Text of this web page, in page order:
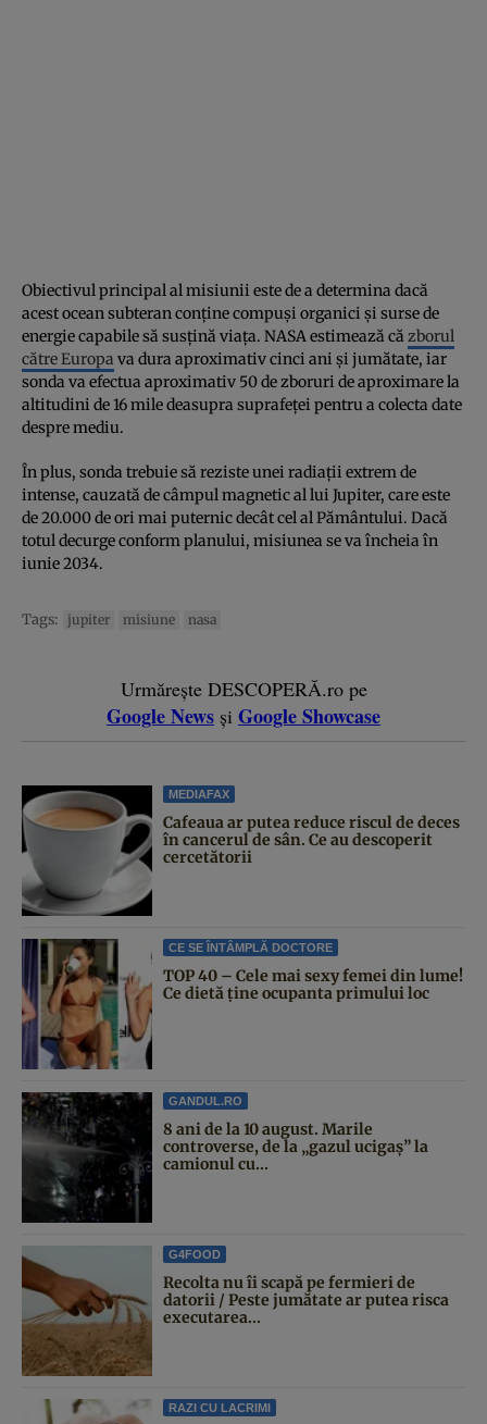
Obiectivul principal al misiunii este de a determina dacă
acest ocean subteran conține compuși organici și surse de
energie capabile să susțină viața. NASA estimează că zborul
către Europa va dura aproximativ cinci ani și jumătate, iar
sonda va efectua aproximativ 50 de zboruri de aproximare la
altitudini de 16 mile deasupra suprafeței pentru a colecta date
despre mediu.
În plus, sonda trebuie să reziste unei radiații extrem de
intense, cauzată de câmpul magnetic al lui Jupiter, care este
de 20.000 de ori mai puternic decât cel al Pământului. Dacă
totul decurge conform planului, misiunea se va încheia în
iunie 2034.
Tags: jupiter misiune nasa
Urmărește DESCOPERĂ.ro pe
Google News și Google Showcase
MEDIAFAX
Cafeaua ar putea reduce riscul de deces
în cancerul de sân. Ce au descoperit
cercetătorii
CE SE ÎNTÂMPLĂ DOCTORE
TOP 40 – Cele mai sexy femei din lume!
Ce dietă ține ocupanta primului loc
GANDUL.RO
8 ani de la 10 august. Marile
controverse, de la „gazul ucigaș” la
camionul cu...
G4FOOD
Recolta nu îi scapă pe fermieri de
datorii / Peste jumătate ar putea risca
executarea...
RAZI CU LACRIMI